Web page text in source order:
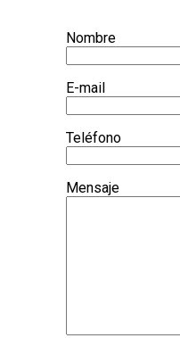
Nombre
E-mail
Teléfono
Mensaje